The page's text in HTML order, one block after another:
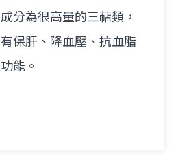
分為很高量的三萜類，
保肝、降血壓、抗血脂
能。